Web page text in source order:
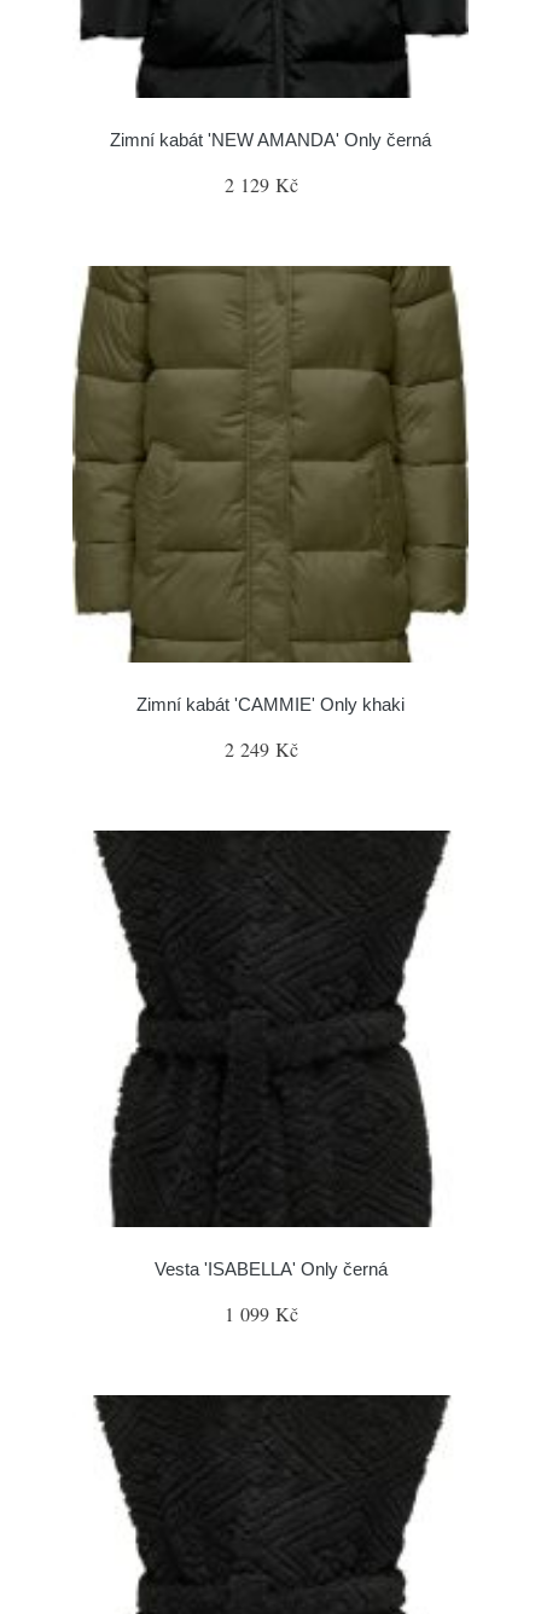
Zimní kabát 'NEW AMANDA' Only černá
2 129 Kč
Zimní kabát 'CAMMIE' Only khaki
2 249 Kč
Vesta 'ISABELLA' Only černá
1 099 Kč